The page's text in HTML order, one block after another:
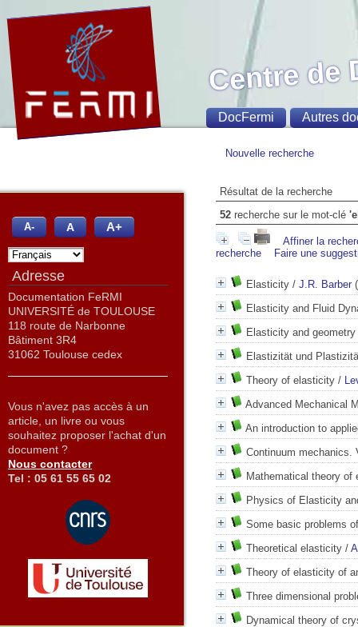
Nouvelle recherche
Résultat de la recherche
52 recherche sur le mot-clé
Affiner la
recherche
Faire une
Elasticity / J.R. Barber
Elasticity and Fluid
Elasticity and geometry
Elastizität und
Theory of elasticity /
Advanced Mechanical
An introduction to
Continuum mechanics.
Mathematical theory of
Physics of Elasticity
Some basic problems
Theoretical elasticity /
Theory of elasticity of
Three dimensional
Dynamical theory of
Centre de
DocFermi Autres
A- A A+
Adresse
Documentation FeRMI
UNIVERSITÉ de TOULOUSE
118 route de Narbonne
Bâtiment 3R4
31062 Toulouse cedex
Vous n'avez pas accès à un
article, un livre ou vous
souhaitez proposer l'achat d'un
document ?
Nous contacter
Tel : 05 61 55 65 02